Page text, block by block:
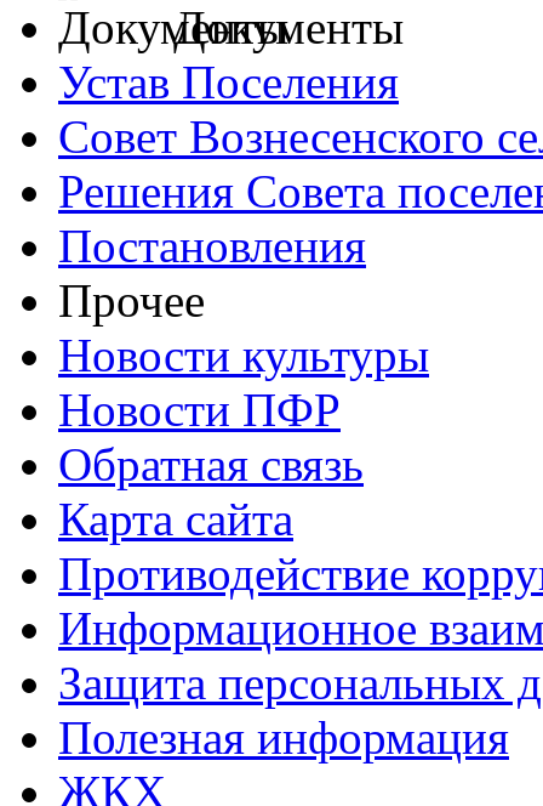
Документы
Устав Поселения
Совет Вознесенского
Решения Совета
Постановления
Прочее
Новости культуры
Новости ПФР
Обратная связь
Карта сайта
Противодействие
Информационное
Защита персональных
Полезная информация
ЖКХ